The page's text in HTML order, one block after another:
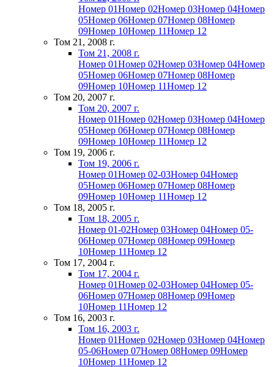
Номер 01Номер 02Номер 03Номер 04Номер
05Номер 06Номер 07Номер 08Номер
09Номер 10Номер 11Номер 12
Том 21, 2008 г.
Том 21, 2008 г.
Номер 01Номер 02Номер 03Номер 04Номер
05Номер 06Номер 07Номер 08Номер
09Номер 10Номер 11Номер 12
Том 20, 2007 г.
Том 20, 2007 г.
Номер 01Номер 02Номер 03Номер 04Номер
05Номер 06Номер 07Номер 08Номер
09Номер 10Номер 11Номер 12
Том 19, 2006 г.
Том 19, 2006 г.
Номер 01Номер 02-03Номер 04Номер
05Номер 06Номер 07Номер 08Номер
09Номер 10Номер 11Номер 12
Том 18, 2005 г.
Том 18, 2005 г.
Номер 01-02Номер 03Номер 04Номер 05-
06Номер 07Номер 08Номер 09Номер
10Номер 11Номер 12
Том 17, 2004 г.
Том 17, 2004 г.
Номер 01Номер 02-03Номер 04Номер 05-
06Номер 07Номер 08Номер 09Номер
10Номер 11Номер 12
Том 16, 2003 г.
Том 16, 2003 г.
Номер 01Номер 02Номер 03Номер 04Номер
05-06Номер 07Номер 08Номер 09Номер
10Номер 11Номер 12